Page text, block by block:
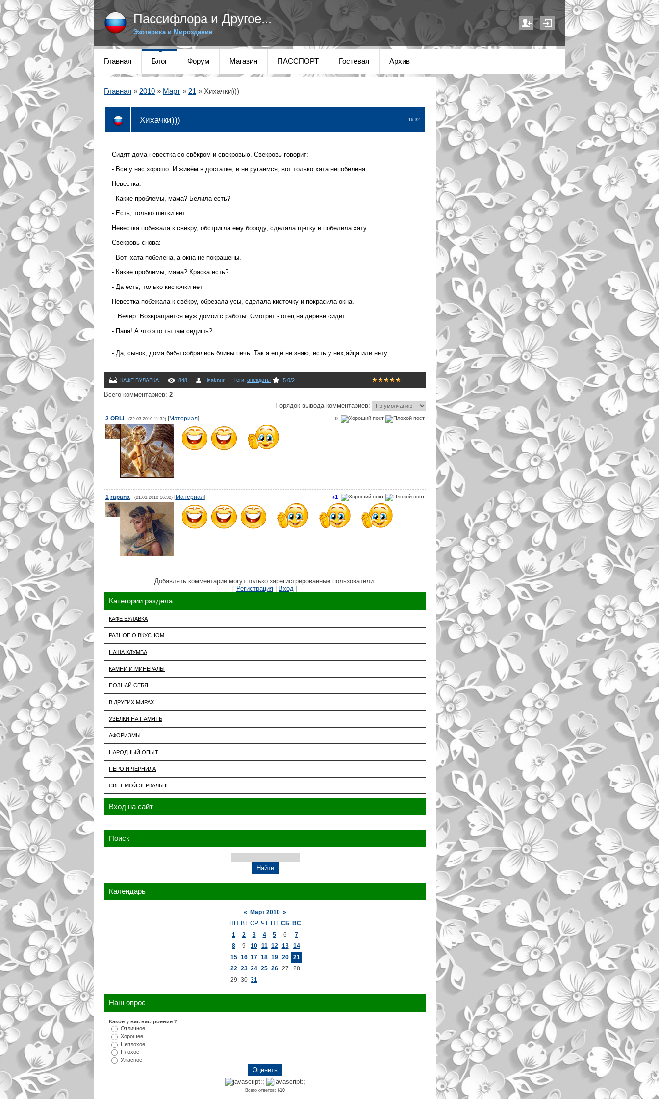
Пассифлора и Другое...
Эзотерика и Мироздание
Главная Блог Форум Магазин ПАССПОРТ Гостевая Архив
Главная » 2010 » Март » 21 » Хихачки)))
16:32
Хихачки)))
Сидят дома невестка со свёкром и свекровью. Свекровь говорит:
- Всё у нас хорошо. И живём в достатке, и не ругаемся, вот только хата непобелена.
Невестка:
- Какие проблемы, мама? Белила есть?
- Есть, только шётки нет.
Невестка побежала к свёкру, обстригла ему бороду, сделала щётку и побелила хату.
Свекровь снова:
- Вот, хата побелена, а окна не покрашены.
- Какие проблемы, мама? Краска есть?
- Да есть, только кисточки нет.
Невестка побежала к свёкру, обрезала усы, сделала кисточку и покрасила окна.
...Вечер. Возвращается муж домой с работы. Смотрит - отец на дереве сидит
- Папа! А что это ты там сидишь?
- Да, сынок, дома бабы собрались блины печь. Так я ещё не знаю, есть у них,яйца или нету...
КАФЕ БУЛАВКА 848 isaknur Теги: анекдоты 5.0/2
Всего комментариев: 2
Порядок вывода комментариев:
0
2 ORLI (22.03.2010 11:32) [Материал]
+1
1 rapana (21.03.2010 16:32) [Материал]
Добавлять комментарии могут только зарегистрированные пользователи.
[ Регистрация | Вход ]
Категории раздела
КАФЕ БУЛАВКА
РАЗНОЕ О ВКУСНОМ
НАША КЛУМБА
КАМНИ И МИНЕРАЛЫ
ПОЗНАЙ СЕБЯ
В ДРУГИХ МИРАХ
УЗЕЛКИ НА ПАМЯТЬ
АФОРИЗМЫ
НАРОДНЫЙ ОПЫТ
ПЕРО И ЧЕРНИЛА
СВЕТ МОЙ ЗЕРКАЛЬЦЕ...
Вход на сайт
Поиск
Календарь
« Март 2010 »
ПН ВТ СР ЧТ ПТ СБ ВС
1
2 3 4 5 6
7
8
9 10 11 12 13
14
15 16 17 18 19 20
21
22 23 24 25 26 27
28
29 30 31
Наш опрос
Какое у вас настроение ?
Отличное
Хорошее
Неплохое
Плохое
Ужасное
Всего ответов: 610